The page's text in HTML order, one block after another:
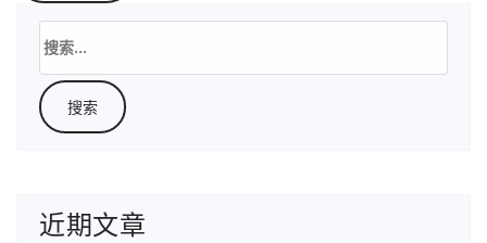
索：
近期文章